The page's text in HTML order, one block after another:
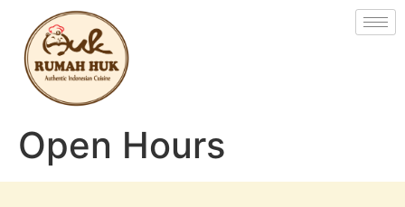
Open Hours